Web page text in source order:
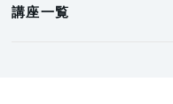
講座一覧